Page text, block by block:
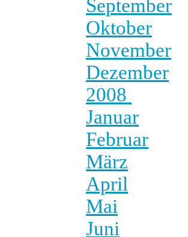
September
Oktober
November
Dezember
2008
Januar
Februar
März
April
Mai
Juni